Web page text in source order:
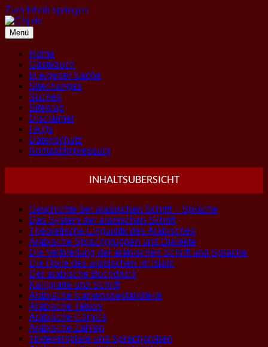
Zum Inhalt springen
Menü
Home
Gästebuch
In eigener Sache
Sitechanges
Suchen
Sitemap
Disclaimer
FAQs
Datenschutz
Kontakt/Impressum
INHALTSUBERSICHT
Geschichte der arabischen Schrift + Sprache
Das System der arabischen Schrift
Theoretische Linguistik des Arabischen
Arabische Sprachgruppen und Dialekte
Die Verbreitung der arabischen Schrift und Sprache
Die Rolle des arabischen im Islam
Der arabische Buchdruck
Kalligrafie und Schrift
Arabische Namensbestandteile
Arabische Tatoos
Arabische Comics
Arabische Zahlen
Textexemplare und Sprachproben